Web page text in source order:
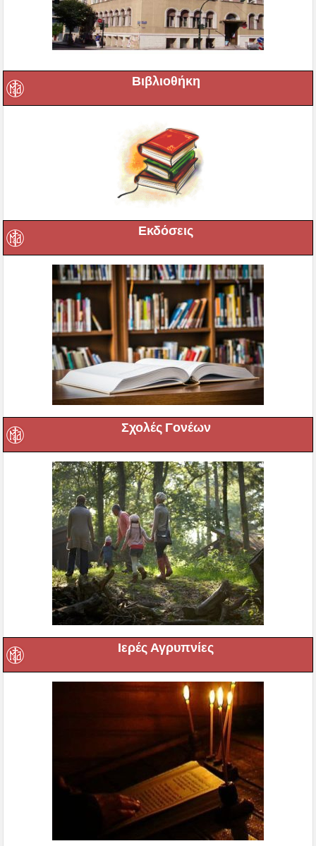
Βιβλιοθήκη
Εκδόσεις
Σχολές Γονέων
Ιερές Αγρυπνίες